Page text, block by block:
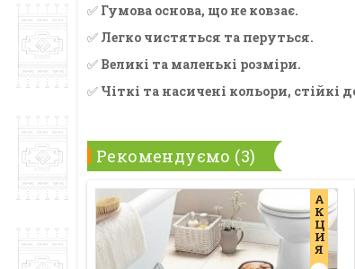
✅ Гумова основа, що не ковзає.
✅ Легко чистяться та перуться.
✅ Великі та маленькі розміри.
✅ Чіткі та насичені кольори, стійкі
Рекомендуємо (3)
А
К
Ц
И
Я